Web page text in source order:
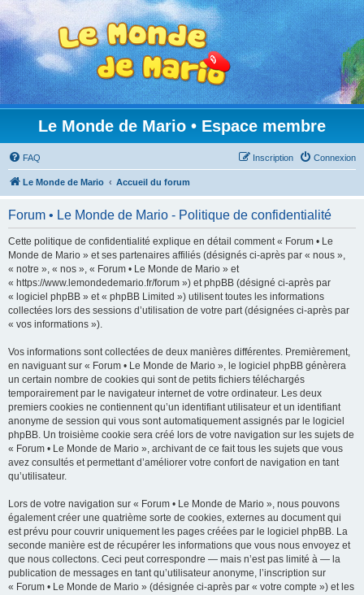
Le Monde de Mario • Espace membre
FAQ Connexion
Inscription
Le Monde de Mario Accueil du forum
Forum • Le Monde de Mario - Politique de confidentialité
Cette politique de confidentialité explique en détail comment « Forum • Le
Monde de Mario » et ses partenaires affiliés (désignés ci-après par « nous »,
« notre », « nos », « Forum • Le Monde de Mario » et
« https://www.lemondedemario.fr/forum ») et phpBB (désigné ci-après par
« logiciel phpBB » et « phpBB Limited ») utilisent toutes les informations
collectées lors des sessions d’utilisation de votre part (désignées ci-après par
« vos informations »).
Vos informations sont collectées de deux manières différentes. Premièrement,
en naviguant sur « Forum • Le Monde de Mario », le logiciel phpBB génèrera
un certain nombre de cookies qui sont de petits fichiers téléchargés
temporairement par le navigateur internet de votre ordinateur. Les deux
premiers cookies ne contiennent qu’un identifiant utilisateur et un identifiant
anonyme de session qui vous sont automatiquement assignés par le logiciel
phpBB. Un troisième cookie sera créé lors de votre navigation sur les sujets de
« Forum • Le Monde de Mario », archivant de ce fait tous les sujets que vous
avez consultés et permettant d’améliorer votre confort de navigation en tant
qu’utilisateur.
Lors de votre navigation sur « Forum • Le Monde de Mario », nous pouvons
également créer une quatrième sorte de cookies, externes au document qui
est prévu pour couvrir uniquement les pages créées par le logiciel phpBB. La
seconde manière est de récupérer les informations que vous nous envoyez et
que nous collectons. Ceci peut correspondre — mais n’est pas limité à — la
publication de messages en tant qu’utilisateur anonyme, l’inscription sur
« Forum • Le Monde de Mario » (désignée ci-après par « votre compte ») et les